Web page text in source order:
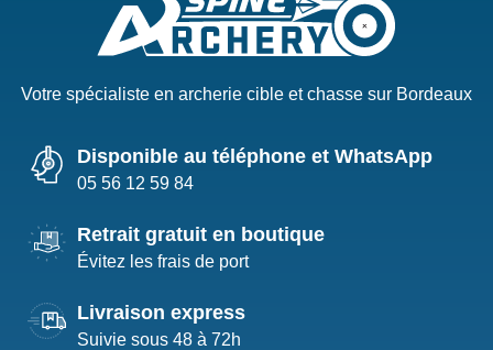
Votre spécialiste en archerie cible et chasse sur Bordeaux
Disponible au téléphone et WhatsApp
05 56 12 59 84
Retrait gratuit en boutique
Évitez les frais de port
Livraison express
Suivie sous 48 à 72h